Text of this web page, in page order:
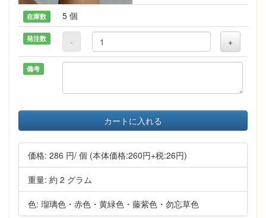
在庫数 5 個
発注数 - +
備考
カートに入れる
価格: 286 円/ 個 (本体価格:260円+税:26円)
重量: 約 2 グラム
色: 瑠璃色・赤色・黄緑色・藤紫色・勿忘草色